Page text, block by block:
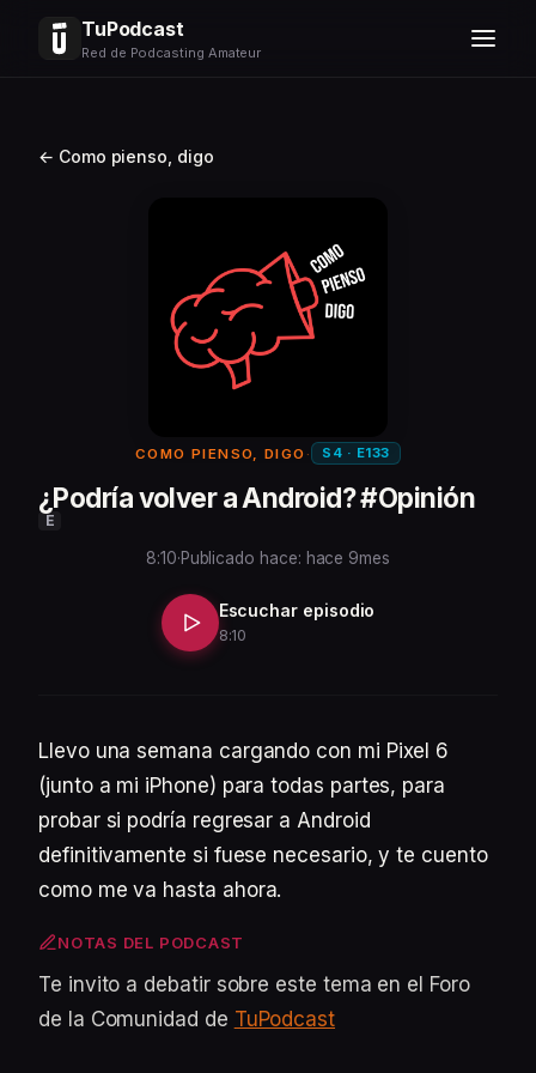
TuPodcast
Red de Podcasting Amateur
← Como pienso, digo
COMO PIENSO, DIGO · S4 · E133
¿Podría volver a Android? #Opinión
E
8:10·Publicado hace: hace 9mes
Escuchar episodio
8:10
Llevo una semana cargando con mi Pixel 6
(junto a mi iPhone) para todas partes, para
probar si podría regresar a Android
definitivamente si fuese necesario, y te cuento
como me va hasta ahora.
NOTAS DEL PODCAST
Te invito a debatir sobre este tema en el Foro
de la Comunidad de TuPodcast